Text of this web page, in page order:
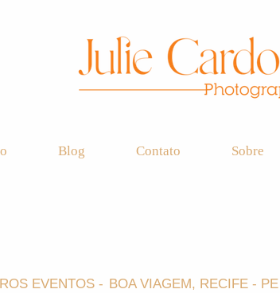
Blog Contato Sobre
EVENTOS BOA VIAGEM, RECIFE - PE